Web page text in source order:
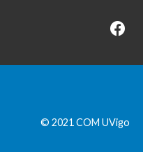
© 2021 COM UVigo